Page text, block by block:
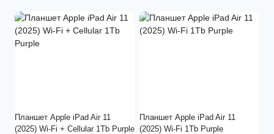
Планшет Apple iPad Air 11
(2025) Wi-Fi + Cellular 1Tb Purple
Планшет Apple iPad Air 11
(2025) Wi-Fi 1Tb Purple